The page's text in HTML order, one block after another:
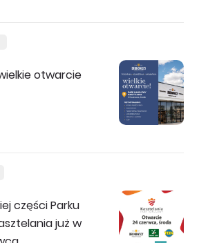
otwarcie
części Parku
już w